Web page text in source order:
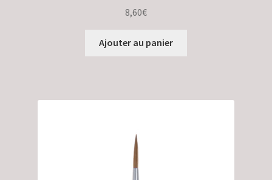
8,60€
Ajouter au panier